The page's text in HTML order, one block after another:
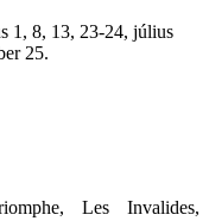
1, 8, 13, 23-24, július
25.
Les Invalides,